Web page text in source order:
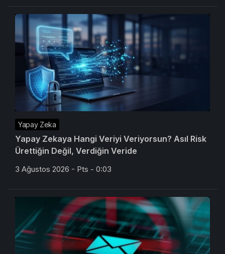
Yapay Zeka
Yapay Zekaya Hangi Veriyi Veriyorsun? Asıl Risk
Ürettiğin Değil, Verdiğin Veride
3 Ağustos 2026 - Pts - 0:03